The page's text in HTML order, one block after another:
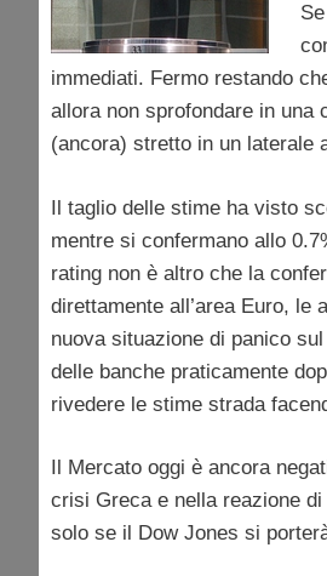
immediati. Fermo restando
allora non sprofondare in una
(ancora) stretto in un laterale
Il taglio delle stime ha visto
mentre si confermano allo
rating non è altro che la
direttamente all’area Euro, le
nuova situazione di panico
delle banche praticamente
rivedere le stime strada
Il Mercato oggi è ancora
crisi Greca e nella reazione
solo se il Dow Jones si